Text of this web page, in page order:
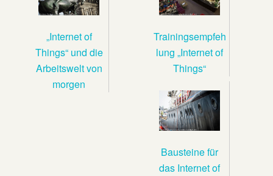
„Internet of
Things“ und die
Arbeitswelt von
morgen
Trainingsempfeh
lung „Internet of
Things“
Bausteine für
das Internet of